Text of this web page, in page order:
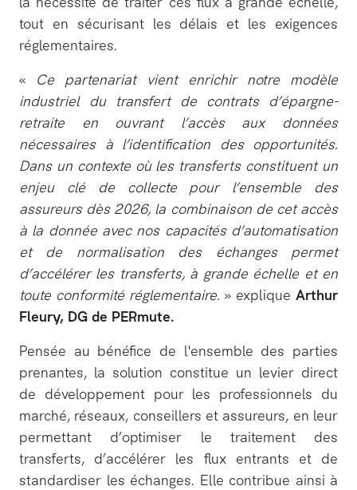
tout en sécurisant les délais et les exigences
réglementaires.
« Ce partenariat vient enrichir notre modèle
industriel du transfert de contrats d’épargne-
retraite en ouvrant l’accès aux données
nécessaires à l’identification des opportunités.
Dans un contexte où les transferts constituent un
enjeu clé de collecte pour l’ensemble des
assureurs dès 2026, la combinaison de cet accès
à la donnée avec nos capacités d’automatisation
et de normalisation des échanges permet
d’accélérer les transferts, à grande échelle et en
toute conformité réglementaire. » explique Arthur
Fleury, DG de PERmute.
Pensée au bénéfice de l'ensemble des parties
prenantes, la solution constitue un levier direct
de développement pour les professionnels du
marché, réseaux, conseillers et assureurs, en leur
permettant d’optimiser le traitement des
transferts, d’accélérer les flux entrants et de
standardiser les échanges. Elle contribue ainsi à